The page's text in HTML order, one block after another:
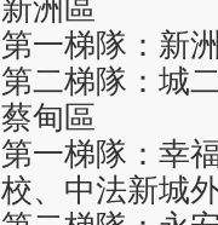
新洲區
第一梯隊：新
第二梯隊：城
蔡甸區
第一梯隊：幸
校、中法新城